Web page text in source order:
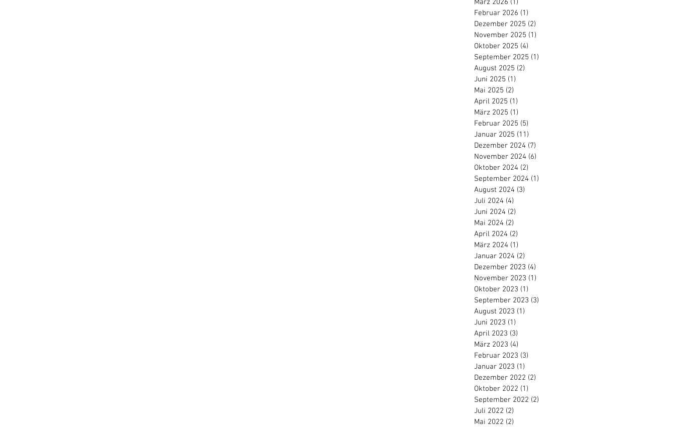
März 2026 (1)
Februar 2026 (1)
Dezember 2025 (2)
November 2025 (1)
Oktober 2025 (4)
September 2025 (1)
August 2025 (2)
Juni 2025 (1)
Mai 2025 (2)
April 2025 (1)
März 2025 (1)
Februar 2025 (5)
Januar 2025 (11)
Dezember 2024 (7)
November 2024 (6)
Oktober 2024 (2)
September 2024 (1)
August 2024 (3)
Juli 2024 (4)
Juni 2024 (2)
Mai 2024 (2)
April 2024 (2)
März 2024 (1)
Januar 2024 (2)
Dezember 2023 (4)
November 2023 (1)
Oktober 2023 (1)
September 2023 (3)
August 2023 (1)
Juni 2023 (1)
April 2023 (3)
März 2023 (4)
Februar 2023 (3)
Januar 2023 (1)
Dezember 2022 (2)
Oktober 2022 (1)
September 2022 (2)
Juli 2022 (2)
Mai 2022 (2)